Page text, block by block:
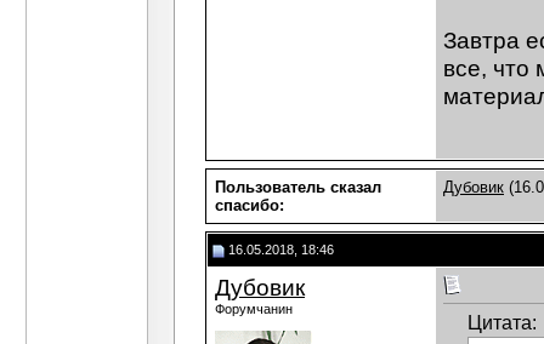
Завтра
все, что
Пользователь сказал
cпасибо:
Дубовик
16.05.2018, 18:46
Дубовик
Форумчанин
Цитата: